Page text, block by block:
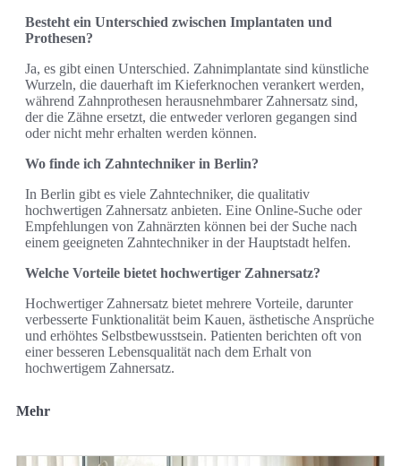
Besteht ein Unterschied zwischen Implantaten und
Prothesen?
Ja, es gibt einen Unterschied. Zahnimplantate sind künstliche
Wurzeln, die dauerhaft im Kieferknochen verankert werden,
während Zahnprothesen herausnehmbarer Zahnersatz sind,
der die Zähne ersetzt, die entweder verloren gegangen sind
oder nicht mehr erhalten werden können.
Wo finde ich Zahntechniker in Berlin?
In Berlin gibt es viele Zahntechniker, die qualitativ
hochwertigen Zahnersatz anbieten. Eine Online-Suche oder
Empfehlungen von Zahnärzten können bei der Suche nach
einem geeigneten Zahntechniker in der Hauptstadt helfen.
Welche Vorteile bietet hochwertiger Zahnersatz?
Hochwertiger Zahnersatz bietet mehrere Vorteile, darunter
verbesserte Funktionalität beim Kauen, ästhetische Ansprüche
und erhöhtes Selbstbewusstsein. Patienten berichten oft von
einer besseren Lebensqualität nach dem Erhalt von
hochwertigem Zahnersatz.
Mehr